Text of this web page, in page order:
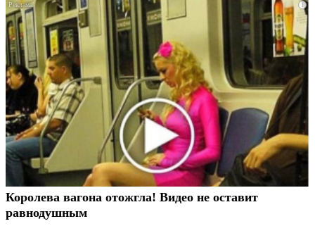
i
Королева вагона отожгла! Видео не оставит
равнодушным